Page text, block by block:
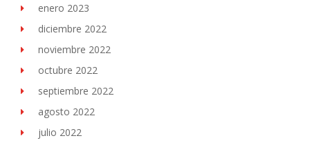
enero 2023
diciembre 2022
noviembre 2022
octubre 2022
septiembre 2022
agosto 2022
julio 2022